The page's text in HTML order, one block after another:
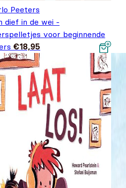
Peeters
dief in de wei -
voor beginnende
€18,95